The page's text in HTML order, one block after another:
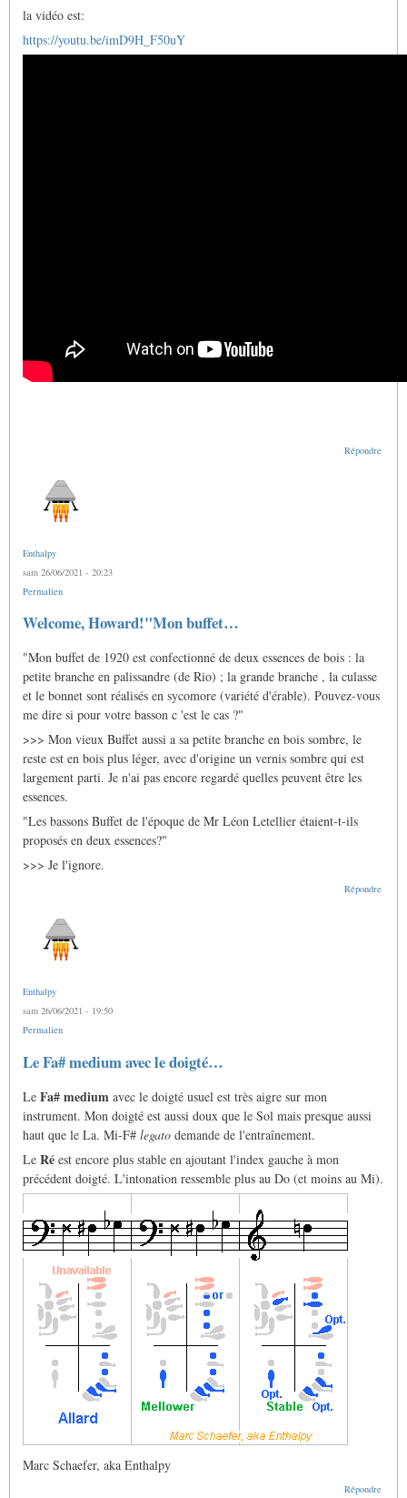
la vidéo est:
https://youtu.be/imD9H_F50uY
Répondre
Enthalpy
sam 26/06/2021 - 20:23
Permalien
En
réponse
Doigtés
pour
le
basson
français
Gras
Welcome, Howard!"Mon buffet…
"Mon buffet de 1920 est confectionné de deux essences de bois : la
petite branche en palissandre (de Rio) ; la grande branche , la culasse
et le bonnet sont réalisés en sycomore (variété d'érable). Pouvez-vous
me dire si pour votre basson c 'est le cas ?"
>>> Mon vieux Buffet aussi a sa petite branche en bois sombre, le
reste est en bois plus léger, avec d'origine un vernis sombre qui est
largement parti. Je n'ai pas encore regardé quelles peuvent être les
essences.
"Les bassons Buffet de l'époque de Mr Léon Letellier étaient-t-ils
proposés en deux essences?"
>>> Je l'ignore.
Répondre
Enthalpy
sam 26/06/2021 - 19:50
Permalien
Le Fa# medium avec le doigté…
Le Fa# medium avec le doigté usuel est très aigre sur mon
instrument. Mon doigté est aussi doux que le Sol mais presque aussi
haut que le La. Mi-F# legato demande de l'entraînement.
Le Ré est encore plus stable en ajoutant l'index gauche à mon
précédent doigté. L'intonation ressemble plus au Do (et moins au Mi).
Marc Schaefer, aka Enthalpy
Répondre